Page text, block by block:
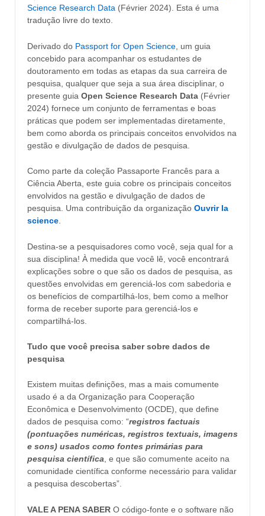
Science Research Data (Février 2024). Esta é uma
tradução livre do texto.
Derivado do Passport for Open Science , um guia
concebido para acompanhar os estudantes de
doutoramento em todas as etapas da sua carreira de
pesquisa, qualquer que seja a sua área disciplinar, o
presente guia Open Science Research Data (Février
2024) fornece um conjunto de ferramentas e boas
práticas que podem ser implementadas diretamente,
bem como aborda os principais conceitos envolvidos na
gestão e divulgação de dados de pesquisa.
Como parte da coleção Passaporte Francês para a
Ciência Aberta, este guia cobre os principais conceitos
envolvidos na gestão e divulgação de dados de
pesquisa. Uma contribuição da organização Ouvrir la
science
Destina-se a pesquisadores como você, seja qual for a
sua disciplina! À medida que você lê, você encontrará
explicações sobre o que são os dados de pesquisa, as
questões envolvidas em gerenciá-los com sabedoria e
os benefícios de compartilhá-los, bem como a melhor
forma de receber suporte para gerenciá-los e
compartilhá-los.
Tudo que você precisa saber sobre dados de
pesquisa
Existem muitas definições, mas a mais comumente
usado é a da Organização para Cooperação
Econômica e Desenvolvimento (OCDE), que define
dados de pesquisa como: “registros factuais
(pontuações numéricas, registros textuais, imagens
e sons) usados ​​como fontes primárias para
pesquisa científica, e que são comumente aceito na
comunidade científica conforme necessário para validar
a pesquisa descobertas”.
VALE A PENA SABER O código-fonte e o software não